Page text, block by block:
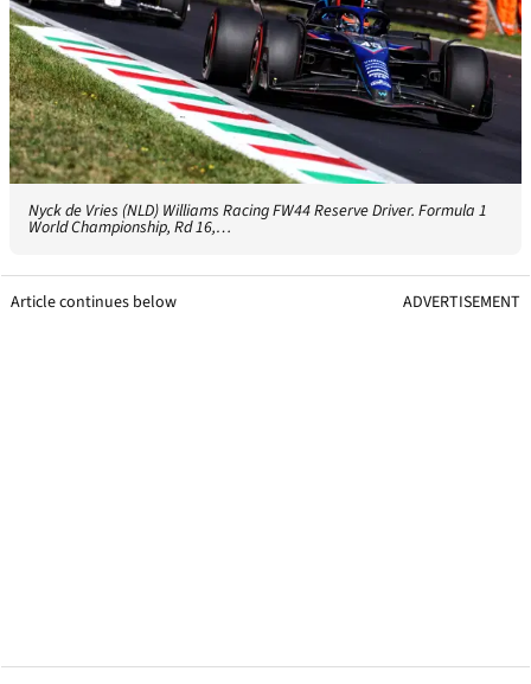
Nyck de Vries (NLD) Williams Racing FW44 Reserve Driver. Formula 1
World Championship, Rd 16,…
Article continues below ADVERTISEMENT